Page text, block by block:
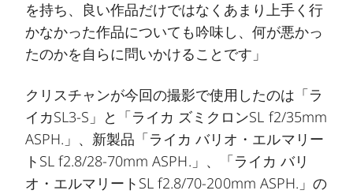
を持ち、良い作品だけではなくあまり上手く行
かなかった作品についても吟味し、何が悪かっ
たのかを自らに問いかけることです」
クリスチャンが今回の撮影で使用したのは「ラ
イカSL3-S」と「ライカ ズミクロンSL f2/35mm
ASPH.」、新製品「ライカ バリオ・エルマリー
トSL f2.8/28-70mm ASPH.」、「ライカ バリ
オ・エルマリートSL f2.8/70-200mm ASPH.」の